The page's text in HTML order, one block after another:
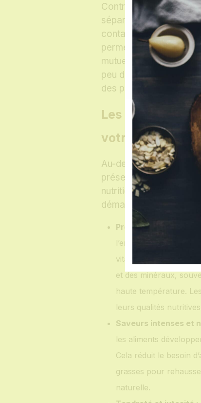
Contrairement à une
séparée des aliments,
contact avec le peu de
permet aux saveurs de
mutuellement. C’est
peu de patience, mais
des plats riches en
Les avantages
votre santé et
Au-delà de son
présente de multiples
nutritionnel. C’est une
démarche de cuisine
Préservation
l’environnement
vitamines
et des minéraux,
haute température.
leurs qualités
Saveurs intenses et
les aliments
Cela réduit le besoin
grasses pour
naturelle.